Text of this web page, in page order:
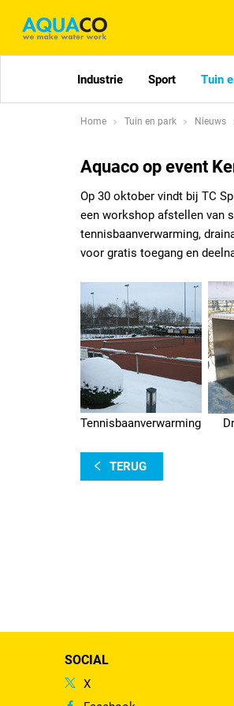
Industrie Sport Tuin
Home Tuin en park Nieuws
Aquaco op event
Op 30 oktober vindt bij TC
een workshop afstellen van
tennisbaanverwarming,
voor gratis toegang en
Tennisbaanverwarming
TERUG
SOCIAL
X